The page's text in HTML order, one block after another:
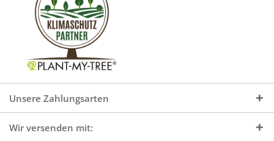
Unsere Zahlungsarten
Wir versenden mit: